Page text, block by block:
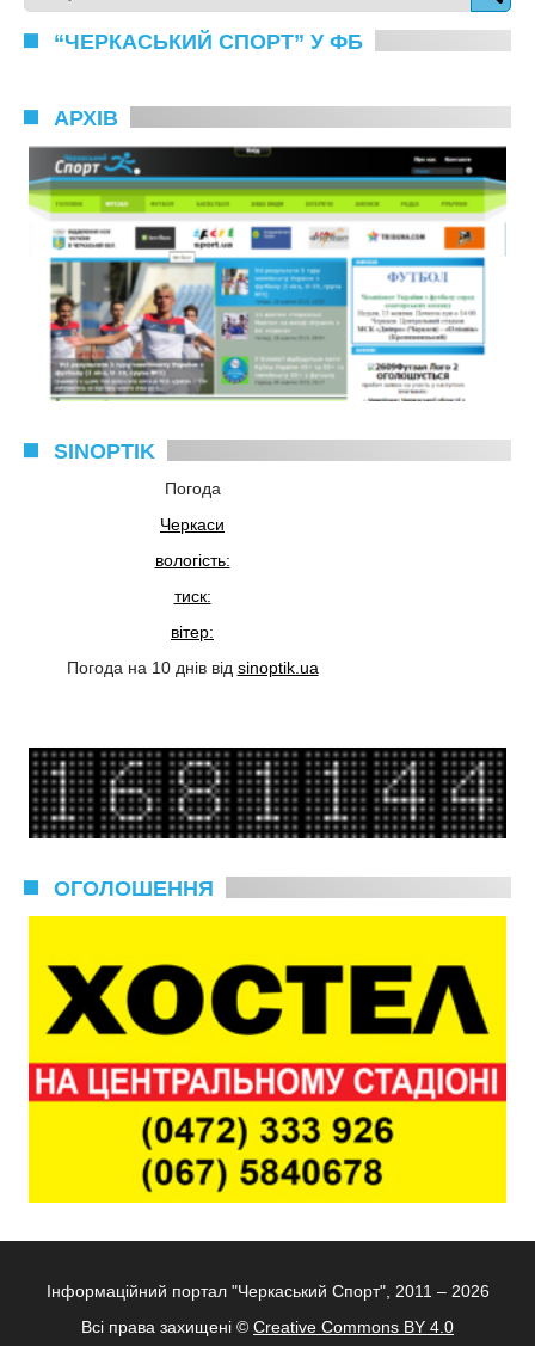
“ЧЕРКАСЬКИЙ СПОРТ” У ФБ
АРХІВ
SINOPTIK
Погода
Черкаси
вологість:
тиск:
вітер:
Погода на 10 днів від sinoptik.ua
ОГОЛОШЕННЯ
Інформаційний портал "Черкаський Спорт", 2011 – 2026
Всі права захищені © Creative Commons BY 4.0